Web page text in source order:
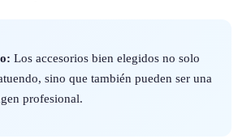
Los accesorios bien elegidos no solo
sino que también pueden ser una
profesional.